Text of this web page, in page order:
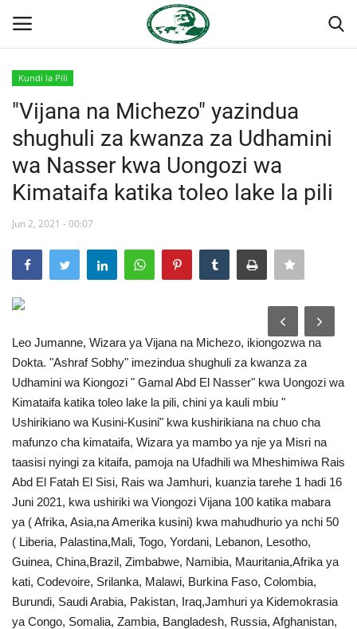
Nyumba
Onyesho la Majaribio
Jukwaa la Nasser la Kimataifa
Wasiliana
Misri
Timu yetu
Urithi wa Nasser
Harakati ya Nasser kwa Vijana
Habari
Kanuni na Masharti ya Udhamini wa
Nasser
Udhamini wa Nasser
Nyaraka na Marejeleo
Kundi la Pili
"Vijana na Michezo" yazindua
shughuli za kwanza za Udhamini
wa Nasser kwa Uongozi wa
Kimataifa katika toleo lake la pili
Jun 2, 2021 - 00:07
Leo Jumanne, Wizara ya Vijana na Michezo, ikiongozwa na
Dokta. "Ashraf Sobhy" imezindua shughuli za kwanza za
Udhamini wa Kiongozi " Gamal Abd El Nasser" kwa Uongozi wa
Kimataifa katika toleo lake la pili, chini ya kauli mbiu "
Ushirikiano wa Kusini-Kusini" kwa kushirikiana na chuo cha
mafunzo cha kimataifa, Wizara ya mambo ya nje ya Misri na
taasisi nyingi za kitaifa, pamoja na Ufadhili wa Mheshimiwa Rais
Abd El Fatah El Sisi, Rais wa Jamhuri, kuanzia tarehe 1 hadi 16
Juni 2021, kwa ushiriki wa Viongozi Vijana 100 katika mabara
ya ( Afrika, Asia,na Amerika kusini) kwa mahudhurio ya nchi 50
( Liberia, Palastina,Mali, Togo, Yordani, Lebanon, Lesotho,
Guinea, China,Brazil, Zimbabwe, Namibia, Mauritania,Afrika ya
kati, Codevoire, Srilanka, Malawi, Burkina Faso, Colombia,
Burundi, Saudi Arabia, Pakistan, Iraq,Jamhuri ya Kidemokrasia
ya Congo, Somalia, Zambia, Bangladesh, Russia, Afghanistan,